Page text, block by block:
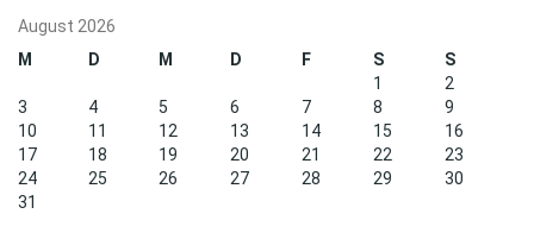
August 2026
M
D M D F S
S
1
2
3
4 5 6 7 8
9
10
11 12 13 14 15
16
17
18 19 20 21 22
23
24
25 26 27 28 29
30
31